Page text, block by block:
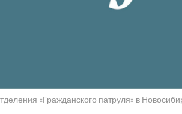
«Гражданского патруля» в